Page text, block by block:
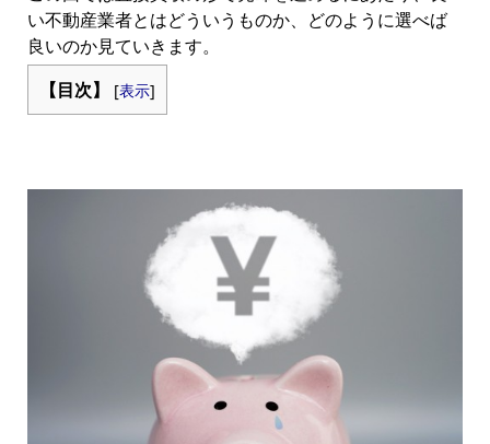
い不動産業者とはどういうものか、どのように選べば
良いのか見ていきます。
【目次】
[表示]